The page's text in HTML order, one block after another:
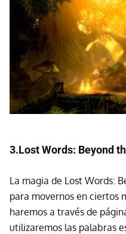
3.Lost Words: Beyond
La magia de Lost Words:
para movernos en ciertos
haremos a través de
utilizaremos las palabras